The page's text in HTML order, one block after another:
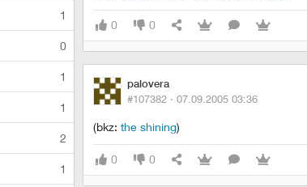
1
0
1
1
2
1
0 0
palovera
#107382 · 07.09.2005 03:36
(bkz: the shining)
0 0